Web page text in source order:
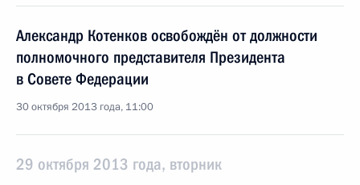
Александр Котенков освобождён от должности
полномочного представителя Президента
в Совете Федерации
30 октября 2013 года, 11:00
29 октября 2013 года, вторник